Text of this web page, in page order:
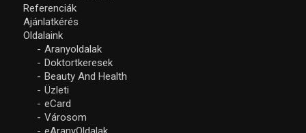
Referenciák
Ajánlatkérés
Oldalaink
Aranyoldalak
Doktortkeresek
Beauty And Health
Üzleti
eCard
Városom